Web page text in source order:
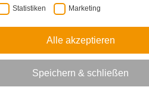
Statistiken Marketing
Alle akzeptieren
Speichern & schließen